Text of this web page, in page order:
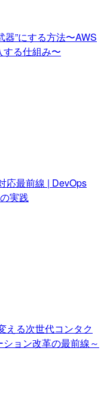
器”にする方法〜AWS
る仕組み〜
応最前線 | DevOps
実践
える次世代コンタク
ョン改革の最前線～